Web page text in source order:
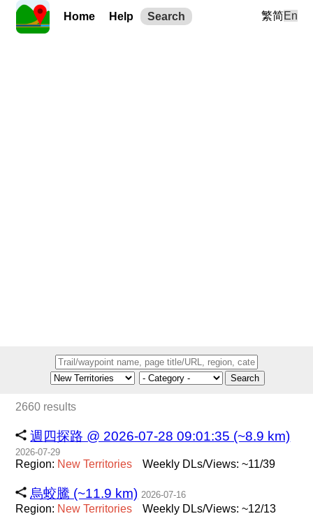
Home Help Search 繁简En
Search
2660 results
週四探路 @ 2026-07-28 09:01:35 (~8.9 km)
2026-07-29
Region: New Territories Weekly DLs/Views: ~11/39
烏蛟騰 (~11.9 km) 2026-07-16
Region: New Territories Weekly DLs/Views: ~12/13